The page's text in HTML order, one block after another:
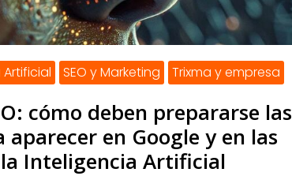
SEO y Marketing Trixma y empresa
cómo deben prepararse las
aparecer en Google y en las
Inteligencia Artificial